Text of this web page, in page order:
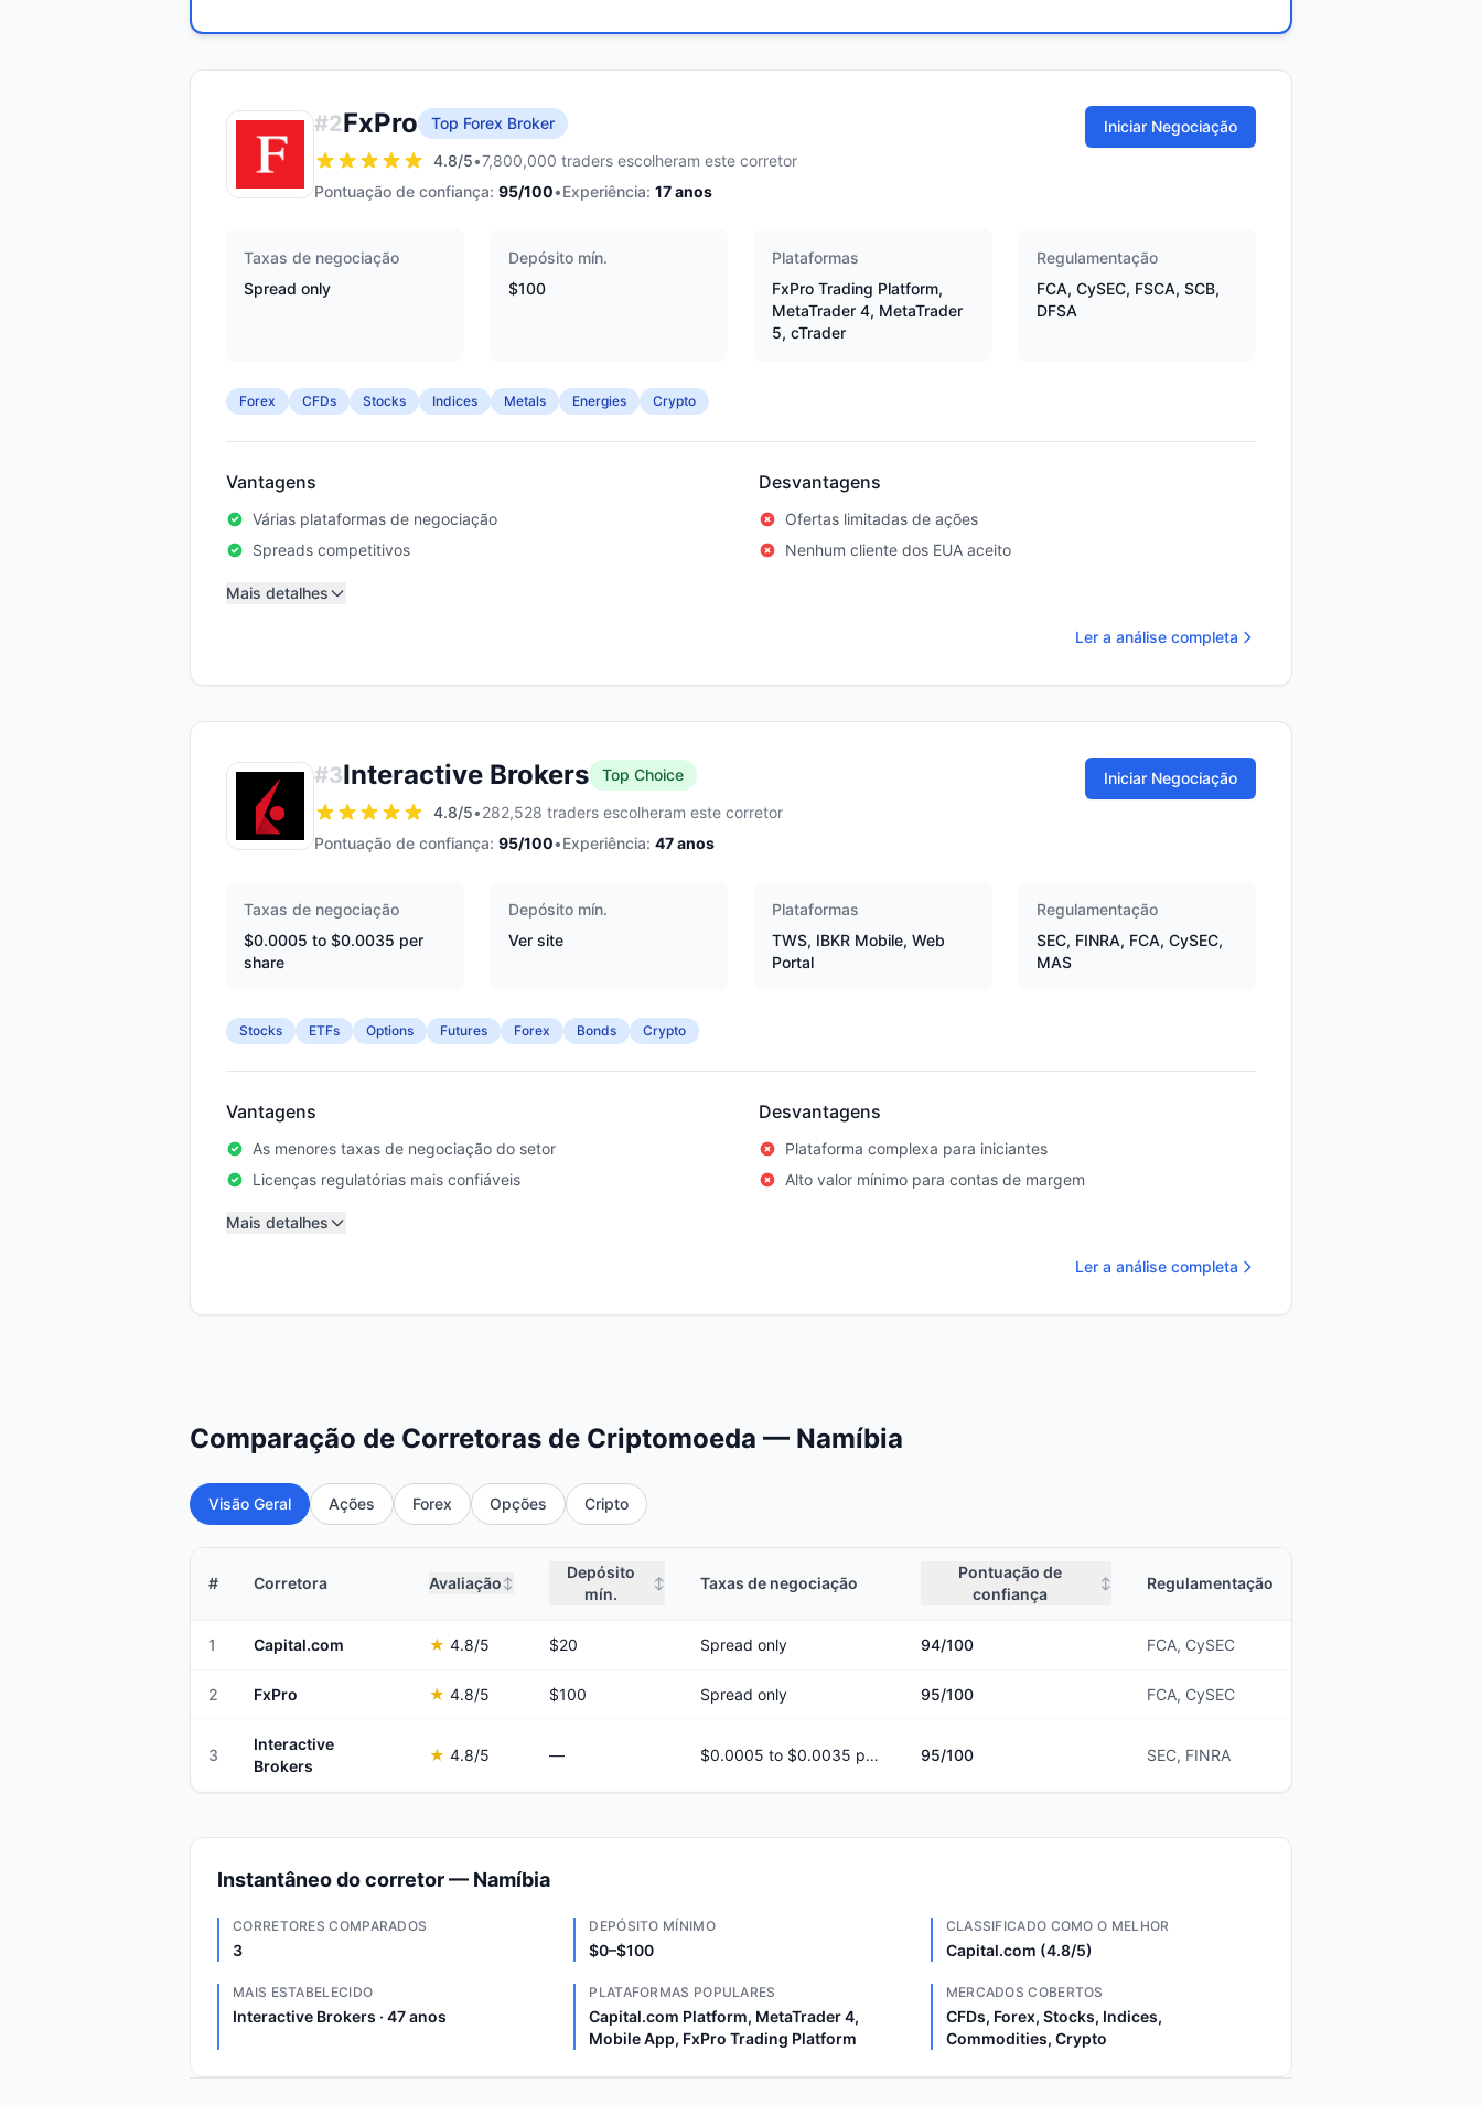
#2FxPro
Top Forex Broker
4.8/5•7,800,000 traders escolheram este corretor
Pontuação de confiança: 95/100•Experiência: 17anos
Iniciar Negociação
Taxas de negociação
Spread only
Depósito mín.
$100
Plataformas
FxPro Trading Platform,
MetaTrader 4, MetaTrader
5, cTrader
Regulamentação
FCA, CySEC, FSCA, SCB,
DFSA
Forex CFDs Stocks Indices Metals Energies Crypto
Vantagens
Várias plataformas de negociação
Spreads competitivos
Desvantagens
Ofertas limitadas de ações
Nenhum cliente dos EUA aceito
Mais detalhes
Ler a análise completa
#3Interactive Brokers
Top Choice
4.8/5•282,528 traders escolheram este corretor
Pontuação de confiança: 95/100•Experiência: 47anos
Iniciar Negociação
Taxas de negociação
$0.0005 to $0.0035 per
share
Depósito mín.
Ver site
Plataformas
TWS, IBKR Mobile, Web
Portal
Regulamentação
SEC, FINRA, FCA, CySEC,
MAS
Stocks ETFs Options Futures Forex Bonds Crypto
Vantagens
As menores taxas de negociação do setor
Licenças regulatórias mais confiáveis
Desvantagens
Plataforma complexa para iniciantes
Alto valor mínimo para contas de margem
Mais detalhes
Ler a análise completa
Comparação de Corretoras de Criptomoeda — Namíbia
Visão Geral Ações Forex Opções Cripto
# Corretora Avaliação ↕
Depósito
mín.
↕ Taxas de negociação
Pontuação de
confiança
↕ Regulamentação
1 Capital.com ★ 4.8/5 $20 Spread only 94/100 FCA, CySEC
2 FxPro ★ 4.8/5 $100 Spread only 95/100 FCA, CySEC
3
Interactive
Brokers
★ 4.8/5 — $0.0005 to $0.0035 per share 95/100 SEC, FINRA
Instantâneo do corretor — Namíbia
CORRETORES COMPARADOS
3
DEPÓSITO MÍNIMO
$0–$100
CLASSIFICADO COMO O MELHOR
Capital.com (4.8/5)
MAIS ESTABELECIDO
Interactive Brokers · 47 anos
PLATAFORMAS POPULARES
Capital.com Platform, MetaTrader 4,
Mobile App, FxPro Trading Platform
MERCADOS COBERTOS
CFDs, Forex, Stocks, Indices,
Commodities, Crypto